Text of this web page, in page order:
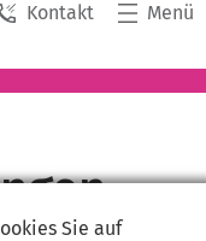
Kontakt Menü
Sie auf